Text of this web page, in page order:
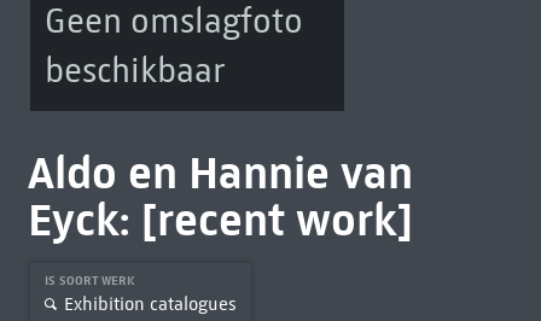
Geen omslagfoto
beschikbaar
Aldo en Hannie van
Eyck: [recent work]
IS SOORT WERK
Exhibition catalogues